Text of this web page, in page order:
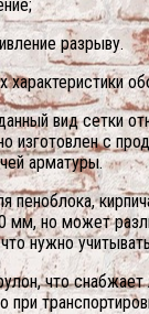
разрыву.
характеристики
вид сетки
изготовлен с
арматуры.
пеноблока,
мм, но может
нужно
что
при